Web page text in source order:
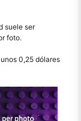
suele ser
foto.
0,25 dólares